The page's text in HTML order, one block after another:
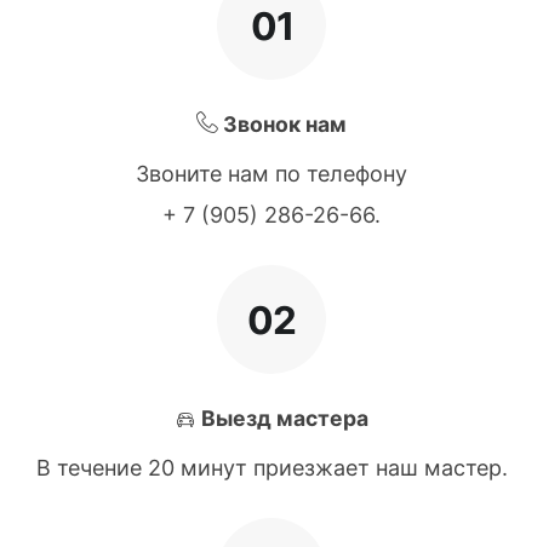
01
Звонок нам
Звоните нам по телефону
+ 7 (905) 286-26-66.
02
Выезд мастера
В течение 20 минут приезжает наш мастер.